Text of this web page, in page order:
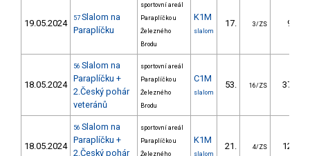
19.05.2024 57 Slalom na
Paraplíčku
sportovní areál
Paraplíčko u
Železného
Brodu
K1M
slalom
17. 3/ZS 9.70
18.05.2024
56 Slalom na
Paraplíčku +
2.Český pohár
veteránů
sportovní areál
Paraplíčko u
Železného
Brodu
C1M
slalom
53. 16/ZS 37.90
18.05.2024
56 Slalom na
Paraplíčku +
2.Český pohár
sportovní areál
Paraplíčko u
Železného
K1M
slalom
21. 4/ZS 12.40